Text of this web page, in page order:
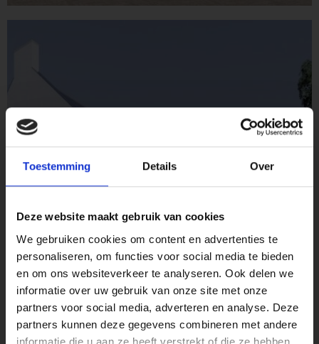
Toestemming Details Over
Deze website maakt gebruik van cookies
We gebruiken cookies om content en advertenties te
personaliseren, om functies voor social media te bieden
en om ons websiteverkeer te analyseren. Ook delen we
informatie over uw gebruik van onze site met onze
partners voor social media, adverteren en analyse. Deze
partners kunnen deze gegevens combineren met andere
informatie die u aan ze heeft verstrekt of die ze hebben
Kantoor gesloten i.v.m. bouwvak
I.v.m. de bouwvak is het Concept Wonen kantoor gesloten